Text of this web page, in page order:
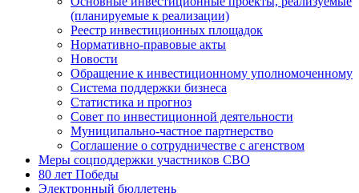
(планируемые к реализации)
Реестр инвестиционных площадок
Нормативно-правовые акты
Новости
Обращение к инвестиционному уполномоченному
Система поддержки бизнеса
Статистика и прогноз
Совет по инвестиционной деятельности
Муниципально-частное партнерство
Соглашение о сотрудничестве с агенством
Меры соцподдержки участников СВО
80 лет Победы
Электронный бюллетень